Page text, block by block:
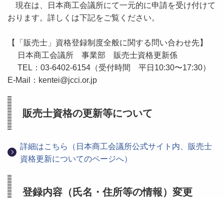
現在は、日本商工会議所にて一元的に申請を受け付けて
おります。詳しくは下記をご覧ください。
【「販売士」資格登録制度全般に関する問い合わせ先】
日本商工会議所 事業部 販売士資格更新係
TEL：03-6402-6154（受付時間 平日10:30〜17:30）
E-Mail：kentei@jcci.or.jp
販売士資格の更新等について
詳細はこちら（日本商工会議所公式サイト内、販売士
資格更新についてのページへ）
登録内容（氏名・住所等の情報）変更